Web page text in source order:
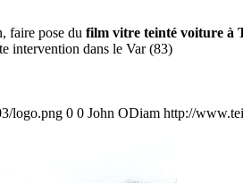
faire pose du film vitre teinté voiture à
intervention dans le Var (83)
logo.png 0 0 John ODiam http://